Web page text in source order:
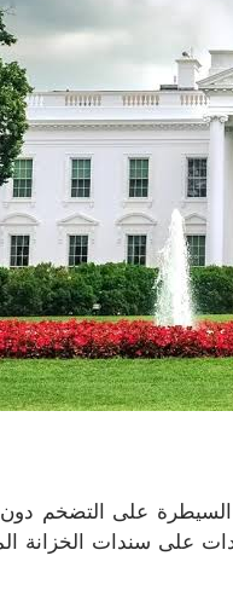
السيطرة على التضخم
على سندات الخزانة